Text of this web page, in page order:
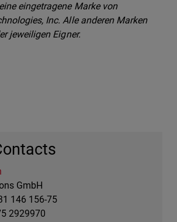
eingetragene Marke von
Inc. Alle anderen Marken
jeweiligen Eigner.
GmbH
146 156-75
2929970